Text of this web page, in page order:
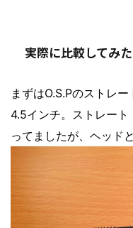
実際に比較してみた
まずはO.S.Pのストレ
4.5インチ。ストレー
ってましたが、ヘッド